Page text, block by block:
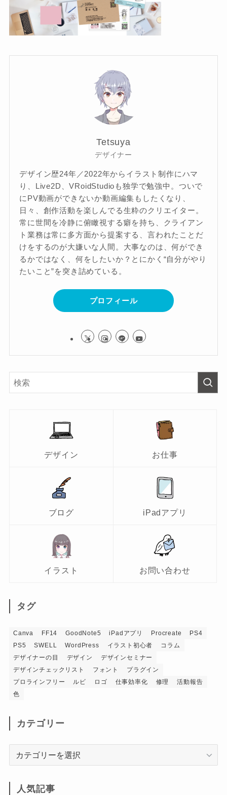
Tetsuya
デザイナー
デザイン歴24年／2022年からイラスト制作にハマ
り、Live2D、VRoidStudioも独学で勉強中。ついで
にPV動画ができないか動画編集もしたくなり、
日々、創作活動を楽しんでる生粋のクリエイター。
常に世間を冷静に俯瞰視する癖を持ち、クライアン
ト業務は常に多方面から提案する、言われたことだ
けをするのが大嫌いな人間。大事なのは、何ができ
るかではなく、何をしたいか？とにかく“自分がやり
たいこと”を突き詰めている。
プロフィール
デザイン お仕事
ブログ iPadアプリ
イラスト お問い合わせ
タグ
Canva FF14 GoodNote5 iPadアプリ Procreate
PS4
PS5
SWELL WordPress イラスト初心者
コラム
デザイナーの目
デザイン
デザインセミナー
デザインチェックリスト
フォント
プラグイン
プロラインフリー
ルビ ロゴ 仕事効率化 修理
活動報告
色
カテゴリー
人気記事